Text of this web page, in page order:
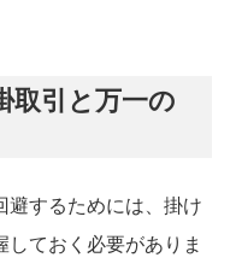
取引と万一の
避するためには、掛け
ておく必要がありま